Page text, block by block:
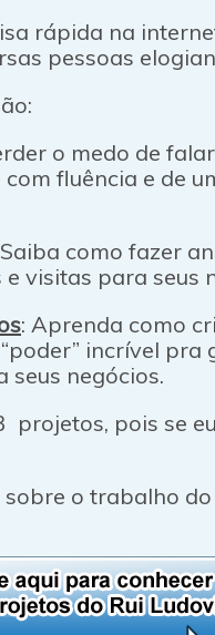
rápida na
pessoas
o medo de
fluência e de
como fazer
visitas para seus
: Aprenda como
incrível
seus negócios.
projetos, pois se
o trabalho